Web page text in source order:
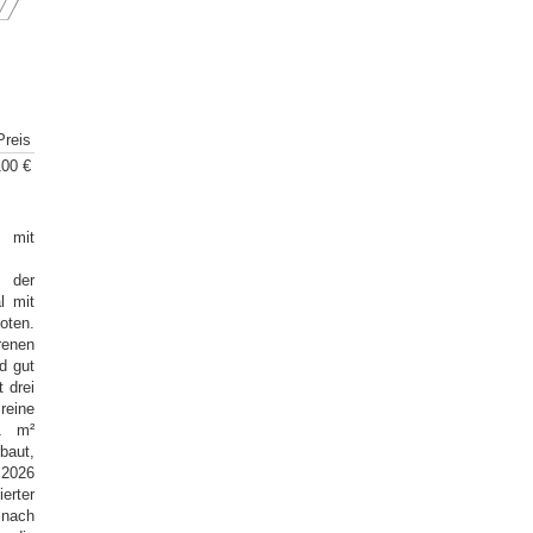
€
mit
der
mit
gut
drei
m²